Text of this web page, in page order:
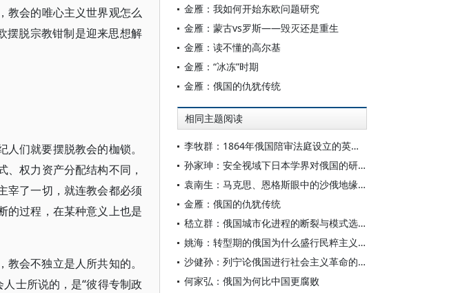
教会的唯心主义世界观怎么
摆脱宗教钳制是迎来思想解
们就要摆脱教会的枷锁。
权力资产分配结构不同，
宰了一切，就连教会都必须
的过程，在某种意义上也是
会不独立是人所共知的。
士所说的，是“彼得专制政
金雁：我如何开始东欧问题研究
金雁：蒙古vs罗斯——毁灭还是重生
金雁：读不懂的高尔基
金雁：“冰冻”时期
金雁：俄国的仇犹传统
相同主题阅读
李牧群：1864年俄国陪审法庭设立的英法参照与制度创新
孙家珅：安全视域下日本学界对俄国的研究（1868-1945）
袁南生：马克思、恩格斯眼中的沙俄地缘战略
金雁：俄国的仇犹传统
嵇立群：俄国城市化进程的断裂与模式选择的相关性
姚海：转型期的俄国为什么盛行民粹主义？
沙健孙：列宁论俄国进行社会主义革命的时代和社会历史条件——《论我国革命--评尼·苏汉诺夫的札记》研读
何家弘：俄国为何比中国更腐败